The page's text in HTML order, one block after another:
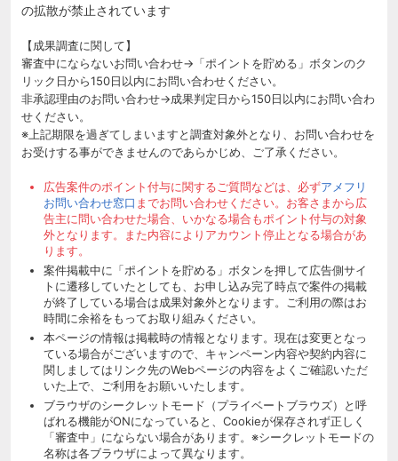
の拡散が禁止されています
【成果調査に関して】
審査中にならないお問い合わせ→「ポイントを貯める」ボタンのク
リック日から150日以内にお問い合わせください。
非承認理由のお問い合わせ→成果判定日から150日以内にお問い合わ
せください。
※上記期限を過ぎてしまいますと調査対象外となり、お問い合わせを
お受けする事ができませんのであらかじめ、ご了承ください。
広告案件のポイント付与に関するご質問などは、必ずアメフリ
お問い合わせ窓口 までお問い合わせください。お客さまから広
告主に問い合わせた場合、いかなる場合もポイント付与の対象
外となります。また内容によりアカウント停止となる場合があ
ります。
案件掲載中に「ポイントを貯める」ボタンを押して広告側サイ
トに遷移していたとしても、お申し込み完了時点で案件の掲載
が終了している場合は成果対象外となります。ご利用の際はお
時間に余裕をもってお取り組みください。
本ページの情報は掲載時の情報となります。現在は変更となっ
ている場合がございますので、キャンペーン内容や契約内容に
関しましてはリンク先のWebページの内容をよくご確認いただ
いた上で、ご利用をお願いいたします。
ブラウザのシークレットモード（プライベートブラウズ）と呼
ばれる機能がONになっていると、Cookieが保存されず正しく
「審査中」にならない場合があります。※シークレットモードの
名称は各ブラウザによって異なります。